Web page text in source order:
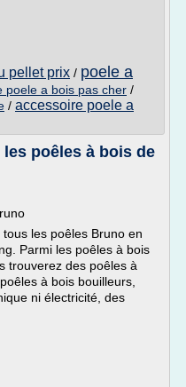
pellet prix / poele a
poele a bois pas cher /
/ accessoire poele a
poêles à bois de
les poêles Bruno en
Parmi les poêles à bois
trouverez des poêles à
à bois bouilleurs,
ni électricité, des